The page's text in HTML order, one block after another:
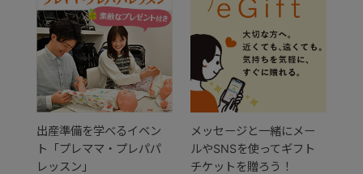
出産準備を学べるイベン
ト「プレママ・プレパパ
レッスン」
メッセージと一緒にメー
ルやSNSを使ってギフト
チケットを贈ろう！